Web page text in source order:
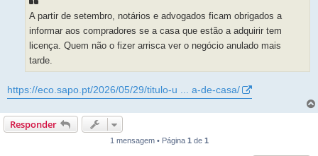
A partir de setembro, notários e advogados ficam obrigados a
informar aos compradores se a casa que estão a adquirir tem
licença. Quem não o fizer arrisca ver o negócio anulado mais
tarde.
https://eco.sapo.pt/2026/05/29/titulo-u ... a-de-casa/
Responder
1 mensagem • Página 1 de 1